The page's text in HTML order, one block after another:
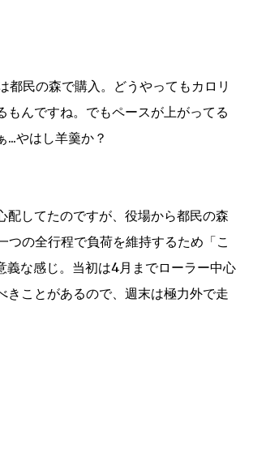
民の森で購入。どうやってもカロリ
んですね。でもペースが上がってる
やはし羊羹か？
してたのですが、役場から都民の森
つの全行程で負荷を維持するため「こ
義な感じ。当初は4月までローラー中心
ことがあるので、週末は極力外で走